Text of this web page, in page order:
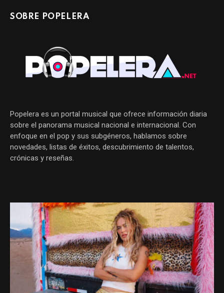
SOBRE POPELERA
Popelera es un portal musical que ofrece información diaria
sobre el panorama musical nacional e internacional. Con
enfoque en el pop y sus subgéneros, hablamos sobre
novedades, listas de éxitos, descubrimiento de talentos,
crónicas y reseñas.